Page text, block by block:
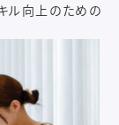
ル向上のための